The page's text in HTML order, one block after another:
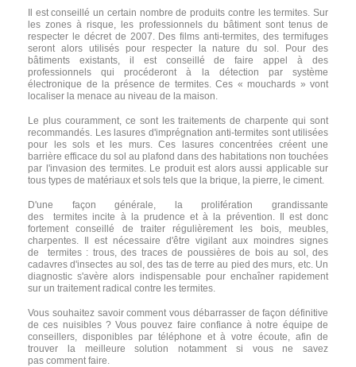
Il est conseillé un certain nombre de produits contre les termites. Sur
les zones à risque, les professionnels du bâtiment sont tenus de
respecter le décret de 2007. Des films anti-termites, des termifuges
seront alors utilisés pour respecter la nature du sol. Pour des
bâtiments existants, il est conseillé de faire appel à des
professionnels qui procéderont à la détection par système
électronique de la présence de termites. Ces « mouchards » vont
localiser la menace au niveau de la maison.
Le plus couramment, ce sont les traitements de charpente qui sont
recommandés. Les lasures d'imprégnation anti-termites sont utilisées
pour les sols et les murs. Ces lasures concentrées créent une
barrière efficace du sol au plafond dans des habitations non touchées
par l'invasion des termites. Le produit est alors aussi applicable sur
tous types de matériaux et sols tels que la brique, la pierre, le ciment.
D'une façon générale, la prolifération grandissante
des termites incite à la prudence et à la prévention. Il est donc
fortement conseillé de traiter régulièrement les bois, meubles,
charpentes. Il est nécessaire d'être vigilant aux moindres signes
de termites : trous, des traces de poussières de bois au sol, des
cadavres d'insectes au sol, des tas de terre au pied des murs, etc. Un
diagnostic s'avère alors indispensable pour enchaîner rapidement
sur un traitement radical contre les termites.
Vous souhaitez savoir comment vous débarrasser de façon définitive
de ces nuisibles ? Vous pouvez faire confiance à notre équipe de
conseillers, disponibles par téléphone et à votre écoute, afin de
trouver la meilleure solution notamment si vous ne savez
pas comment faire.